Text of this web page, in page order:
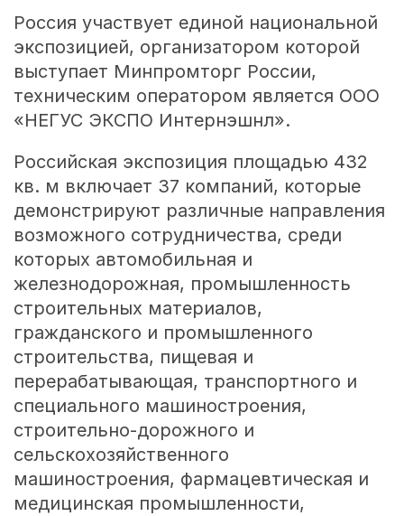
Россия участвует единой национальной
экспозицией, организатором которой
выступает Минпромторг России,
техническим оператором является ООО
«НЕГУС ЭКСПО Интернэшнл».
Российская экспозиция площадью 432
кв. м включает 37 компаний, которые
демонстрируют различные направления
возможного сотрудничества, среди
которых автомобильная и
железнодорожная, промышленность
строительных материалов,
гражданского и промышленного
строительства, пищевая и
перерабатывающая, транспортного и
специального машиностроения,
строительно-дорожного и
сельскохозяйственного
машиностроения, фармацевтическая и
медицинская промышленности,